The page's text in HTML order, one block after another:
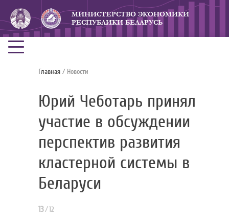
МИНИСТЕРСТВО ЭКОНОМИКИ
РЕСПУБЛИКИ БЕЛАРУСЬ
Главная / Новости
Юрий Чеботарь принял
участие в обсуждении
перспектив развития
кластерной системы в
Беларуси
13/12